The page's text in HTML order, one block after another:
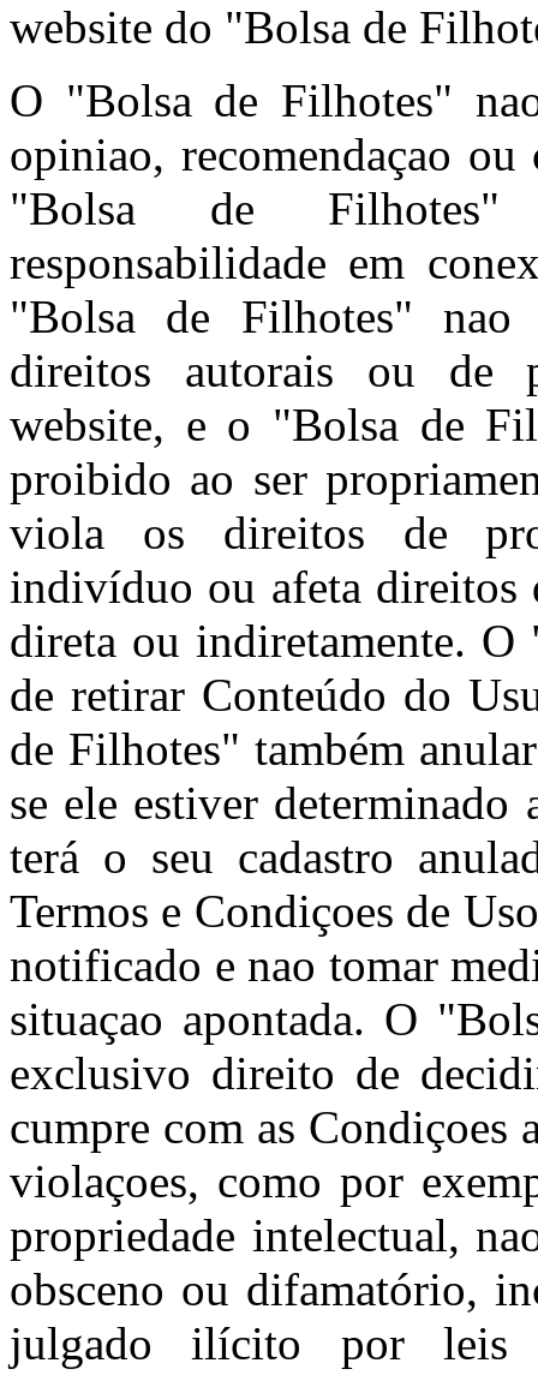
website do "Bolsa de
O "Bolsa de Filhotes"
opiniao, recomendaçao
"Bolsa de Filhotes"
responsabilidade em
"Bolsa de Filhotes" nao
direitos autorais ou de
website, e o "Bolsa de
proibido ao ser
viola os direitos de
indivíduo ou afeta direitos
direta ou indiretamente.
de retirar Conteúdo do
de Filhotes" também
se ele estiver
terá o seu cadastro
Termos e Condiçoes de
notificado e nao tomar
situaçao apontada. O
exclusivo direito de
cumpre com as Condiçoes
violaçoes, como por
propriedade intelectual,
obsceno ou difamatório,
julgado ilícito por leis